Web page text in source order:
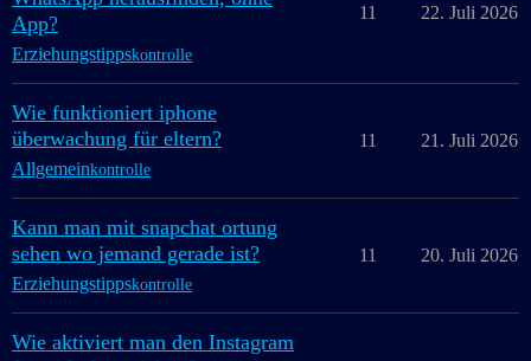
App?
Erziehungstippskontrolle
11 22. Juli 2026
Wie funktioniert iphone
überwachung für eltern?
Allgemeinkontrolle
11 21. Juli 2026
Kann man mit snapchat ortung
sehen wo jemand gerade ist?
Erziehungstippskontrolle
11 20. Juli 2026
Wie aktiviert man den Instagram